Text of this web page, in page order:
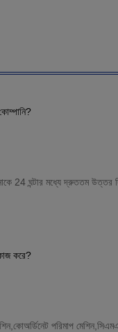
24 ঘন্টার মধ্যে দ্রুততম উত্তর
করে?
পরিমাপ